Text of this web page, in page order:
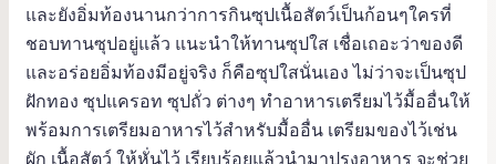
และยังอิ่มท้องนานกว่าการกินซุปเนื้อสัตว์เป็นก้อนๆใครที่
ชอบทานซุปอยู่แล้ว แนะนำให้ทานซุปใส เชื่อเถอะว่าของดี
และอร่อยอิ่มท้องมีอยู่จริง ก็คือซุปใสนั่นเอง ไม่ว่าจะเป็นซุป
ฝักทอง ซุปแครอท ซุปถั่ว ต่างๆ ทำอาหารเตรียมไว้มื้ออื่นให้
พร้อมการเตรียมอาหารไว้สำหรับมื้ออื่น เตรียมของไว้เช่น
ผัก เนื้อสัตว์ ให้หั่นไว้ เรียบร้อยแล้วนำมาปรุงอาหาร จะช่วย